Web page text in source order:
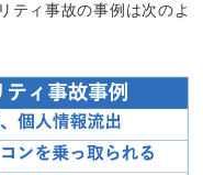
ティ事故の事例は次のよ